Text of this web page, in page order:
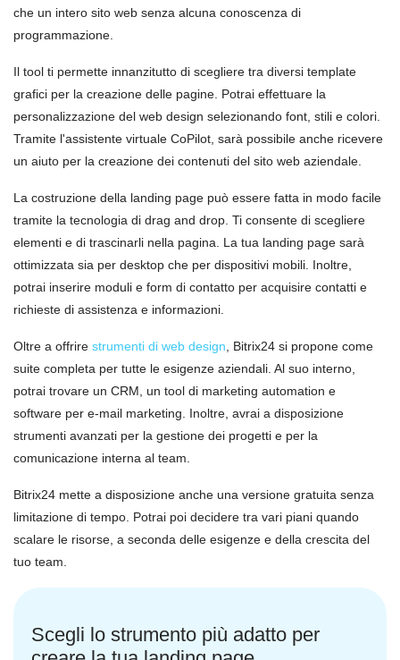
che un intero sito web senza alcuna conoscenza di
programmazione.
Il tool ti permette innanzitutto di scegliere tra diversi template
grafici per la creazione delle pagine. Potrai effettuare la
personalizzazione del web design selezionando font, stili e colori.
Tramite l'assistente virtuale CoPilot, sarà possibile anche ricevere
un aiuto per la creazione dei contenuti del sito web aziendale.
La costruzione della landing page può essere fatta in modo facile
tramite la tecnologia di drag and drop. Ti consente di scegliere
elementi e di trascinarli nella pagina. La tua landing page sarà
ottimizzata sia per desktop che per dispositivi mobili. Inoltre,
potrai inserire moduli e form di contatto per acquisire contatti e
richieste di assistenza e informazioni.
Oltre a offrire strumenti di web design , Bitrix24 si propone come
suite completa per tutte le esigenze aziendali. Al suo interno,
potrai trovare un CRM, un tool di marketing automation e
software per e-mail marketing. Inoltre, avrai a disposizione
strumenti avanzati per la gestione dei progetti e per la
comunicazione interna al team.
Bitrix24 mette a disposizione anche una versione gratuita senza
limitazione di tempo. Potrai poi decidere tra vari piani quando
scalare le risorse, a seconda delle esigenze e della crescita del
tuo team.
Scegli lo strumento più adatto per